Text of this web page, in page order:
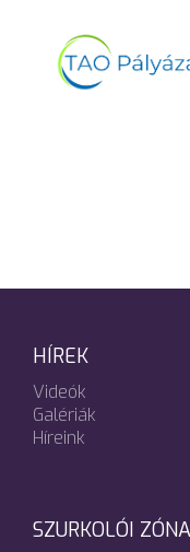
HÍREK
Videók
Galériák
Híreink
SZURKOLÓI ZÓNA